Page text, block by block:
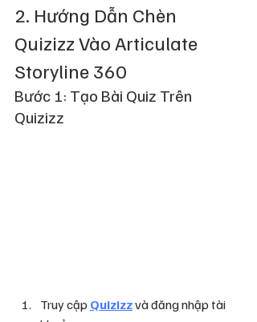
2. Hướng Dẫn Chèn
Quizizz Vào Articulate
Storyline 360
Bước 1: Tạo Bài Quiz Trên
Quizizz
Truy cập Quizizz và đăng nhập tài